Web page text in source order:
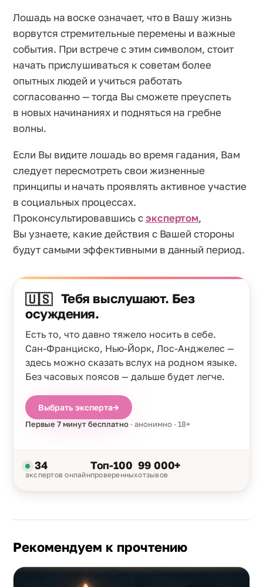
Лошадь на воске означает, что в Вашу жизнь
ворвутся стремительные перемены и важные
события. При встрече с этим символом, стоит
начать прислушиваться к советам более
опытных людей и учиться работать
согласованно — тогда Вы сможете преуспеть
в новых начинаниях и подняться на гребне
волны.
Если Вы видите лошадь во время гадания, Вам
следует пересмотреть свои жизненные
принципы и начать проявлять активное участие
в социальных процессах.
Проконсультировавшись сэкспертом,
Вы узнаете, какие действия с Вашей стороны
будут самыми эффективными в данный период.
🇺🇸 Тебя выслушают. Без
осуждения.
Есть то, что давно тяжело носить в себе.
Сан-Франциско, Нью-Йорк, Лос-Анджелес —
здесь можно сказать вслух на родном языке.
Без часовых поясов — дальше будет легче.
Выбрать эксперта→
Первые 7 минут бесплатно · анонимно · 18+
34
экспертов онлайн
Топ-100
проверенных
99 000+
отзывов
Рекомендуем к прочтению